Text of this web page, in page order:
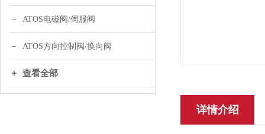
ATOS电磁阀/伺服阀
ATOS方向控制阀/换向阀
查看全部
详情介绍